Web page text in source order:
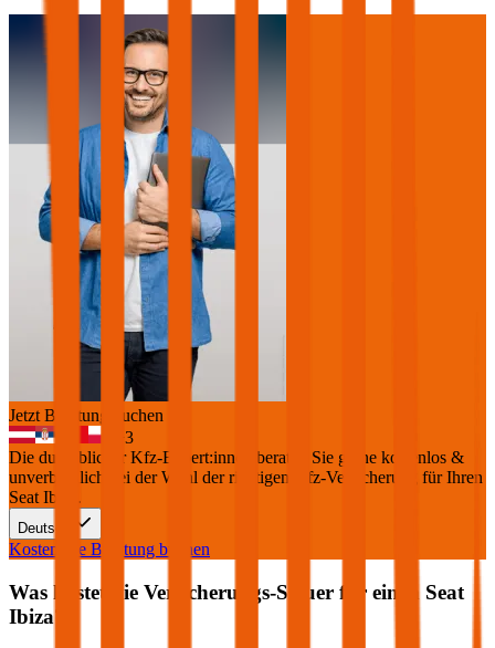
Jetzt Beratung buchen
+3
Die durchblicker Kfz-Expert:innen beraten Sie gerne kostenlos &
unverbindlich bei der Wahl der richtigen Kfz-Versicherung für Ihren
Seat Ibiza
.
Deutsch
Kostenlose Beratung buchen
Was kostet die Versicherungs-Steuer für einen Seat
Ibiza